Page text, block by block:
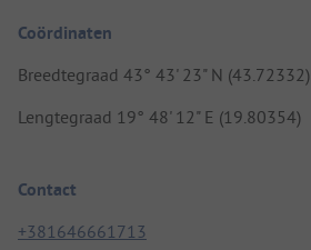
Coördinaten
Breedtegraad 43° 43' 23" N (43.72332)
Lengtegraad 19° 48' 12" E (19.80354)
Contact
+381646661713